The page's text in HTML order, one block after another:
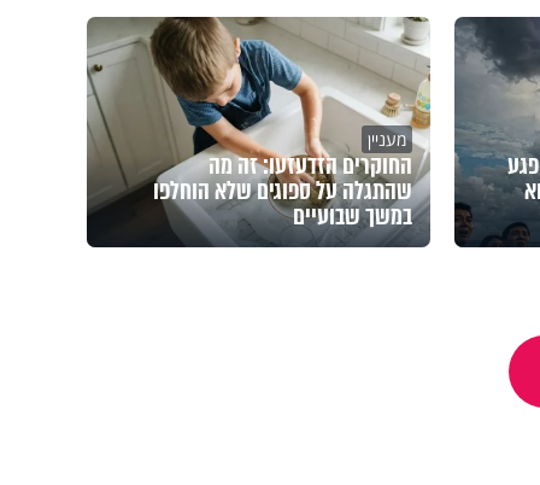
מעניין
החוקרים הזדעזעו: זה מה
שהתגלה על ספוגים שלא הוחלפו
במשך שבועיים